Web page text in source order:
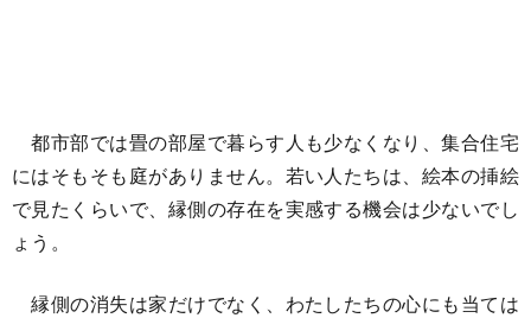
都市部では畳の部屋で暮らす人も少なくなり、集合住宅
にはそもそも庭がありません。若い人たちは、絵本の挿絵
で見たくらいで、縁側の存在を実感する機会は少ないでし
ょう。
縁側の消失は家だけでなく、わたしたちの心にも当ては